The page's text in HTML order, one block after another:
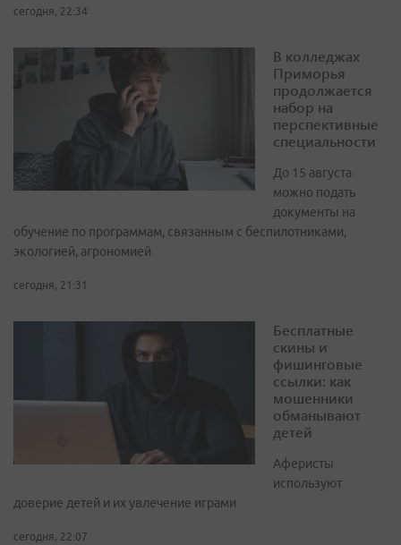
сегодня, 22:34
В колледжах
Приморья
продолжается
набор на
перспективные
специальности
До 15 августа
можно подать
документы на
обучение по программам, связанным с беспилотниками,
экологией, агрономией
сегодня, 21:31
Бесплатные
скины и
фишинговые
ссылки: как
мошенники
обманывают
детей
Аферисты
используют
доверие детей и их увлечение играми
сегодня, 22:07